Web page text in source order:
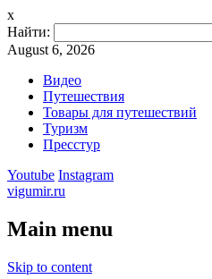
x
Найти:
August 6, 2026
Видео
Путешествия
Товары для путешествий
Туризм
Пресстур
Youtube Instagram
vigumir.ru
Main menu
Skip to content